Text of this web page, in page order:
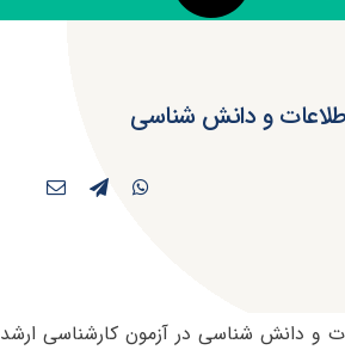
و دانش شناسی
کارشناسی ارشد ۱۴۰۵، علم اطلاعات و دانش شناسی در آزمون کارشناسی ارشد